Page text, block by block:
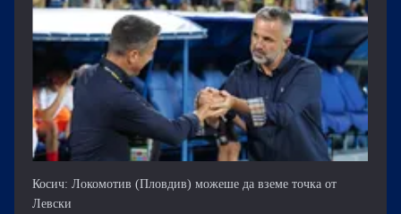
Косич: Локомотив (Пловдив) можеше да вземе точка от
Левски